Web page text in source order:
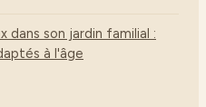
dans son jardin familial :
à l'âge